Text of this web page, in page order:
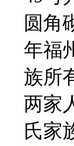
圆角
年福
族所
两家
氏家